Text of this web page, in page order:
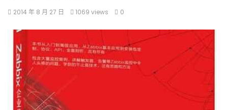
2014 年 8 月 27 日 1069 views 0